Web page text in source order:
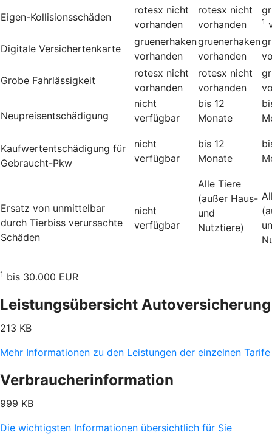
Eigen-Kollisionsschäden
rotesx nicht
vorhanden
rotesx nicht
vorhanden
1
Digitale Versichertenkarte
gruenerhaken
vorhanden
gruenerhaken
vorhanden
Grobe Fahrlässigkeit
rotesx nicht
vorhanden
rotesx nicht
vorhanden
Neupreisentschädigung
nicht
verfügbar
bis 12
Monate
Kauf­wert­entschädi­gung für
Gebraucht-Pkw
nicht
verfügbar
bis 12
Monate
Ersatz von unmittelbar
durch Tierbiss verur­sachte
Schäden
nicht
verfügbar
Alle Tiere
(außer Haus-
und
Nutztiere)
1 bis 30.000 EUR
Leistungsübersicht Autoversicherung
213 KB
Mehr Informationen zu den Leistungen der einzelnen Tarife
Verbraucherinformation
999 KB
Die wichtigsten Informationen übersichtlich für Sie